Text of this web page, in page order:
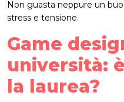
Non guasta neppure un
stress e tensione.
Game
università:
la laurea?